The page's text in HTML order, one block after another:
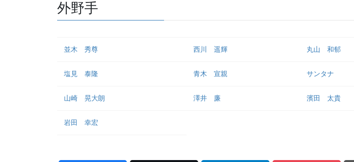
外野手
並木 秀尊 西川 遥輝 丸山 和郁
塩見 泰隆 青木 宣親 サンタナ
山崎 晃大朗 澤井 廉 濱田 太貴
岩田 幸宏